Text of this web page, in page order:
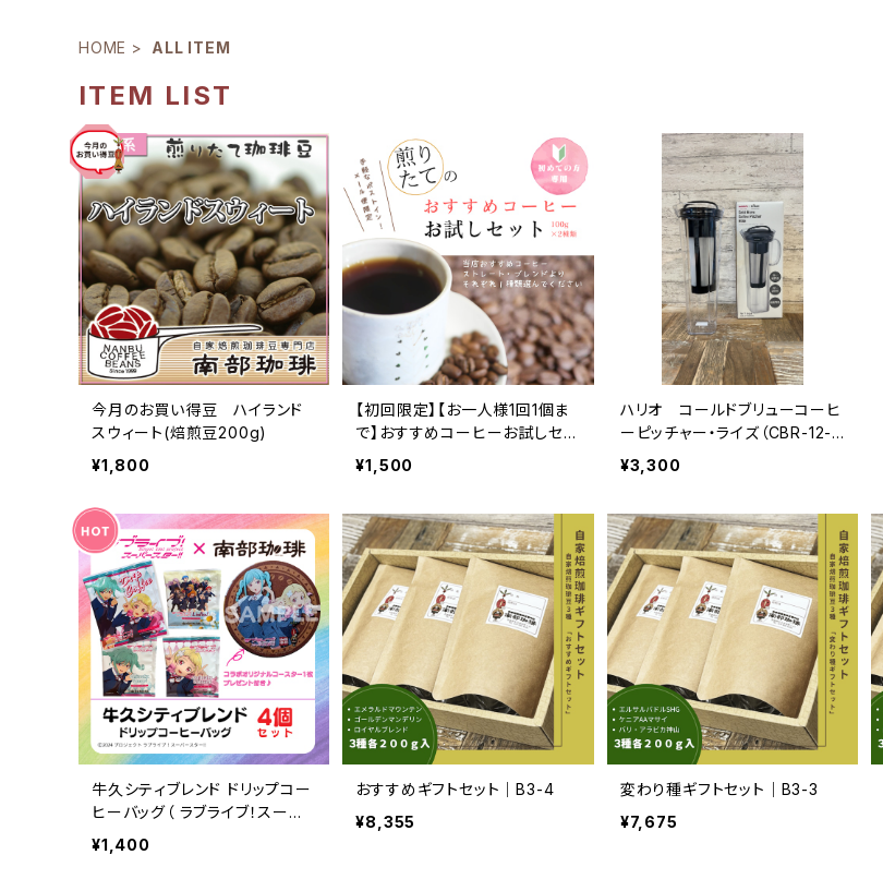
HOME ALL ITEM
ITEM LIST
今月のお買い得豆 ハイランド
スウィート(焙煎豆200g)
¥1,800
【初回限定】【お一人様1回1個ま
で】おすすめコーヒーお試しセッ
ト（100g×2種類）
¥1,500
ハリオ コールドブリューコーヒ
ーピッチャー・ライズ（CBR-12-
B）
¥3,300
牛久シティブレンド ドリップコー
ヒーバッグ（ ラブライブ！スーパ
ースター!! 冬制服Ver）4種セッ
¥1,400
おすすめギフトセット｜B3-4
¥8,355
変わり種ギフトセット｜B3-3
¥7,675